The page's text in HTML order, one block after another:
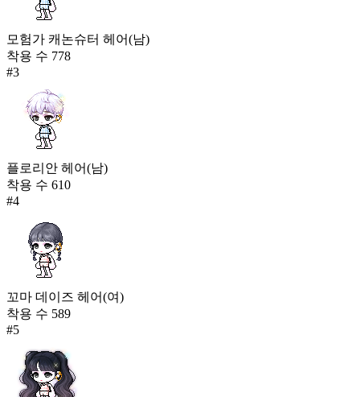
모험가 캐논슈터 헤어(남)
착용 수 778
#3
플로리안 헤어(남)
착용 수 610
#4
꼬마 데이즈 헤어(여)
착용 수 589
#5